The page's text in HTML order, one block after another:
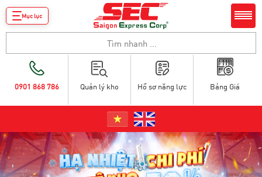
Bảng Giá
Hồ sơ năng lực
Quản lý kho
0901 868 786
Mục lục